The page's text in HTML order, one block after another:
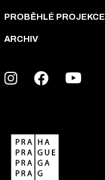
PROBĚHLÉ PROJEKCE
ARCHIV